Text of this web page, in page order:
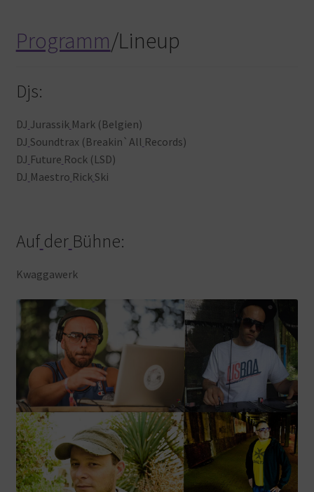
Programm/Lineup
Djs:
DJ Jurassik Mark (Belgien)
DJ Soundtrax (Breakin`All Records)
DJ Future Rock (LSD)
DJ Maestro Rick Ski
Auf der Bühne:
Kwaggawerk